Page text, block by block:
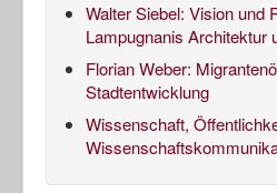
Walter Siebel: Vision und
Lampugnanis Architektur
Florian Weber:
Stadtentwicklung
Wissenschaft,